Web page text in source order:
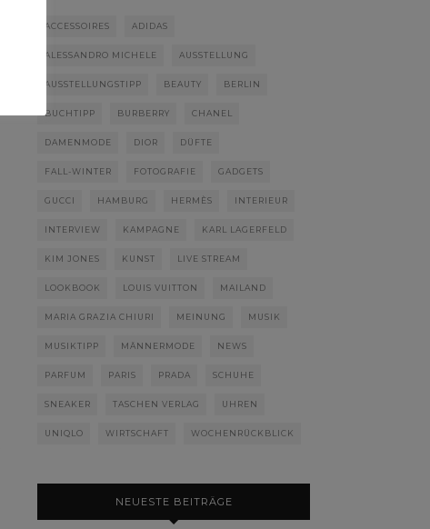
ACCESSOIRES ADIDAS
ALESSANDRO MICHELE AUSSTELLUNG
AUSSTELLUNGSTIPP BEAUTY BERLIN
BUCHTIPP BURBERRY CHANEL
DAMENMODE DIOR DÜFTE
FALL-WINTER FOTOGRAFIE GADGETS
GUCCI HAMBURG HERMÈS INTERIEUR
INTERVIEW KAMPAGNE KARL LAGERFELD
KIM JONES KUNST LIVE STREAM
LOOKBOOK LOUIS VUITTON MAILAND
MARIA GRAZIA CHIURI MEINUNG MUSIK
MUSIKTIPP MÄNNERMODE NEWS
PARFUM PARIS PRADA SCHUHE
SNEAKER TASCHEN VERLAG UHREN
UNIQLO WIRTSCHAFT WOCHENRÜCKBLICK
NEUESTE BEITRÄGE